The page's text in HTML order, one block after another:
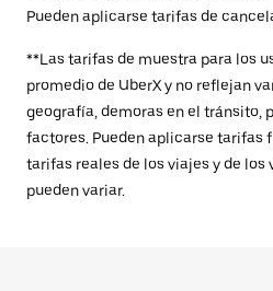
Pueden aplicarse tarifas de
**Las tarifas de muestra para los
promedio de UberX y no reflejan
geografía, demoras en el tránsito,
factores. Pueden aplicarse tarifas
tarifas reales de los viajes y de los
pueden variar.